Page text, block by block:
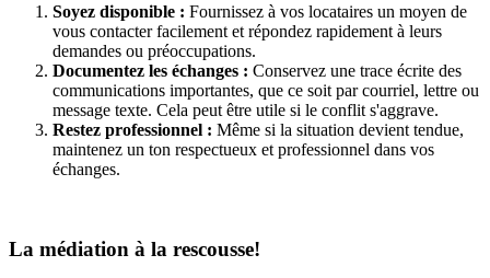
Soyez disponible : Fournissez à vos locataires un moyen de
vous contacter facilement et répondez rapidement à leurs
demandes ou préoccupations.
Documentez les échanges : Conservez une trace écrite des
communications importantes, que ce soit par courriel, lettre ou
message texte. Cela peut être utile si le conflit s'aggrave.
Restez professionnel : Même si la situation devient tendue,
maintenez un ton respectueux et professionnel dans vos
échanges.
La médiation à la rescousse!